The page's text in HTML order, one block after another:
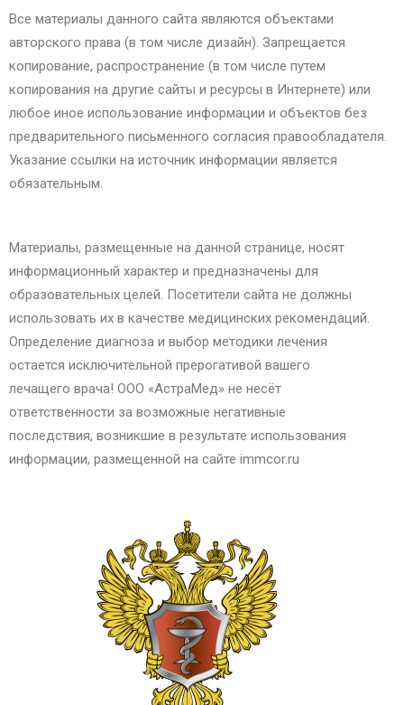
Все материалы данного сайта являются объектами
авторского права (в том числе дизайн). Запрещается
копирование, распространение (в том числе путем
копирования на другие сайты и ресурсы в Интернете) или
любое иное использование информации и объектов без
предварительного письменного согласия правообладателя.
Указание ссылки на источник информации является
обязательным.
Материалы, размещенные на данной странице, носят
информационный характер и предназначены для
образовательных целей. Посетители сайта не должны
использовать их в качестве медицинских рекомендаций.
Определение диагноза и выбор методики лечения
остается исключительной прерогативой вашего
лечащего врача! ООО «АстраМед» не несёт
ответственности за возможные негативные
последствия, возникшие в результате использования
информации, размещенной на сайте immcor.ru